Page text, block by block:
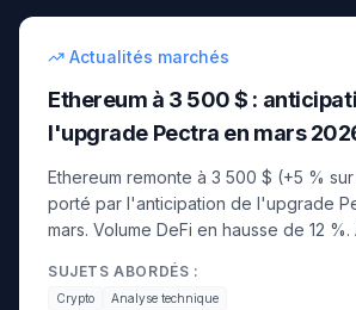
Actualités marchés
Ethereum à 3 500 $ :
l'upgrade Pectra en mars
Ethereum remonte à 3 500 $ (+5 % sur
porté par l'anticipation de l'upgrade
mars. Volume DeFi en hausse de 12 %.
SUJETS ABORDÉS :
Crypto Analyse technique